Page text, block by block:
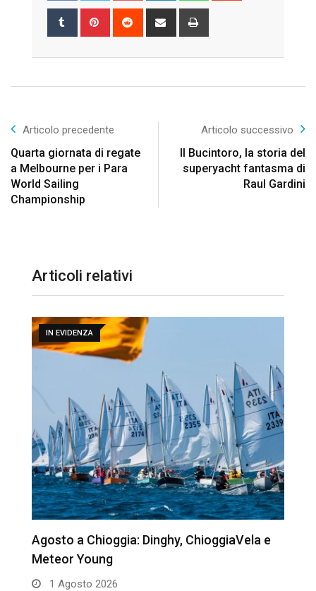
Tumblr Pinterest Reddit
Share
Articolo precedente
Quarta giornata di regate
a Melbourne per i Para
World Sailing
Championship
Articolo successivo
Il Bucintoro, la storia del
superyacht fantasma di
Raul Gardini
Articoli relativi
IN EVIDENZA
Agosto a Chioggia: Dinghy, ChioggiaVela e
Meteor Young
1 Agosto 2026